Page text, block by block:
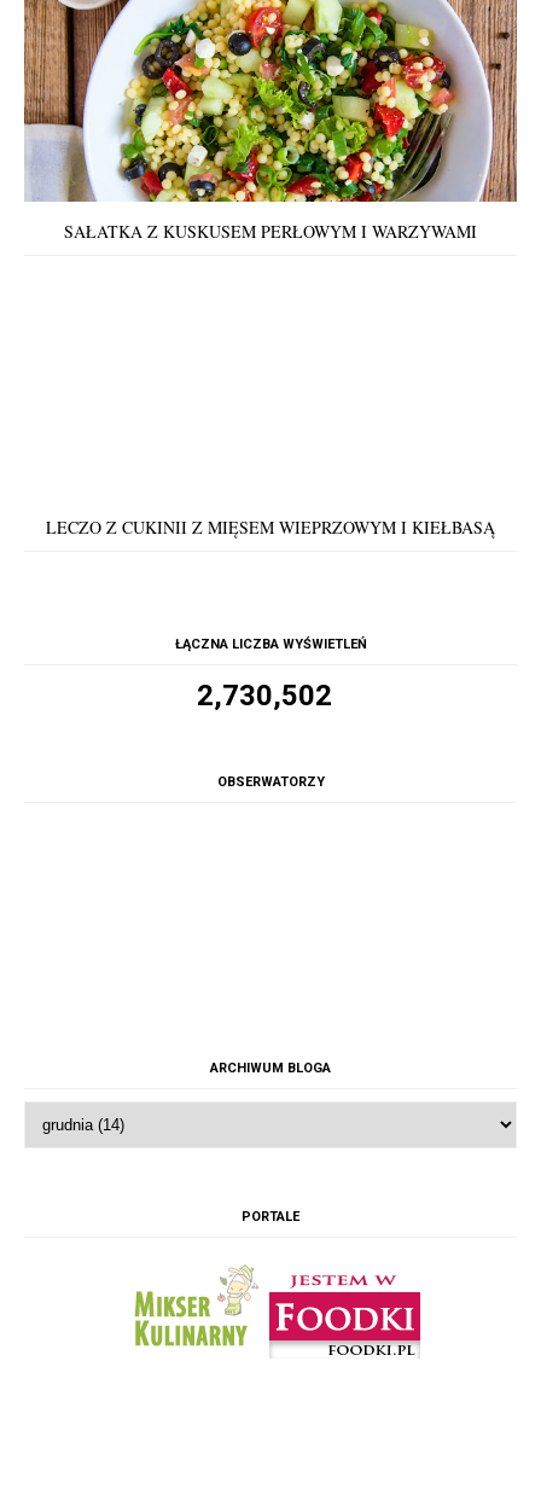
SAŁATKA Z KUSKUSEM PERŁOWYM I WARZYWAMI
LECZO Z CUKINII Z MIĘSEM WIEPRZOWYM I KIEŁBASĄ
ŁĄCZNA LICZBA WYŚWIETLEŃ
2,730,502
OBSERWATORZY
ARCHIWUM BLOGA
PORTALE